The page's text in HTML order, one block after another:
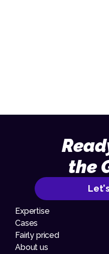
the
Expertise
Cases
Fairly priced
About us